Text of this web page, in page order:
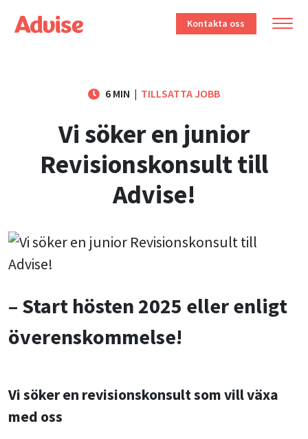
Kontakta oss
6 MIN | TILLSATTA JOBB
Vi söker en junior
Revisionskonsult till
Advise!
– Start hösten 2025 eller enligt
överenskommelse!
Vi söker en revisionskonsult som vill växa
med oss